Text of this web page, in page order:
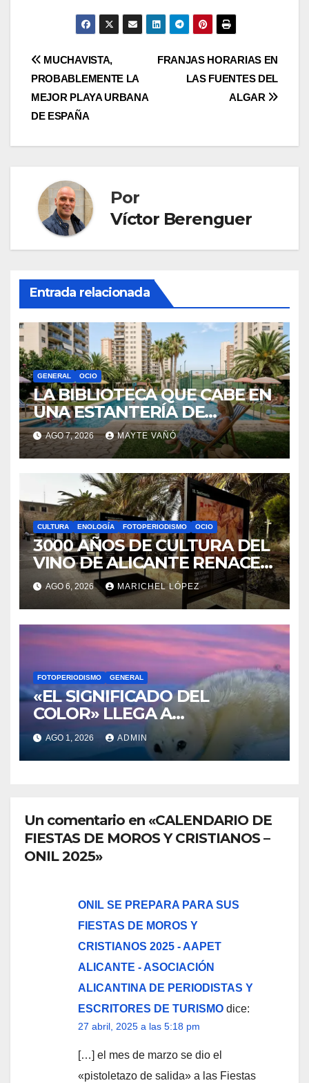
Navegación
de
entradas
FRANJAS HORARIAS EN
LAS FUENTES DEL
ALGAR
MUCHAVISTA,
PROBABLEMENTE LA
MEJOR PLAYA URBANA
DE ESPAÑA
Por
Víctor Berenguer
Entrada relacionada
GENERAL OCIO
LA BIBLIOTECA QUE CABE EN
UNA ESTANTERÍA DE
WALLAPOP
AGO 7, 2026 MAYTE VAÑÓ
CULTURA ENOLOGÍA FOTOPERIODISMO OCIO
3000 AÑOS DE CULTURA DEL
VINO DE ALICANTE RENACEN
EN EL CASTILLO DE SANTA
BÁRBARA
AGO 6, 2026 MARICHEL LÓPEZ
FOTOPERIODISMO GENERAL
«EL SIGNIFICADO DEL
COLOR» LLEGA A
VILLAJOYOSA
AGO 1, 2026 ADMIN
Un comentario en «CALENDARIO DE
FIESTAS DE MOROS Y CRISTIANOS –
ONIL 2025»
ONIL SE PREPARA PARA SUS
FIESTAS DE MOROS Y
CRISTIANOS 2025 - AAPET
ALICANTE - ASOCIACIÓN
ALICANTINA DE PERIODISTAS Y
ESCRITORES DE TURISMO dice:
27 abril, 2025 a las 5:18 pm
[…] el mes de marzo se dio el
«pistoletazo de salida» a las Fiestas